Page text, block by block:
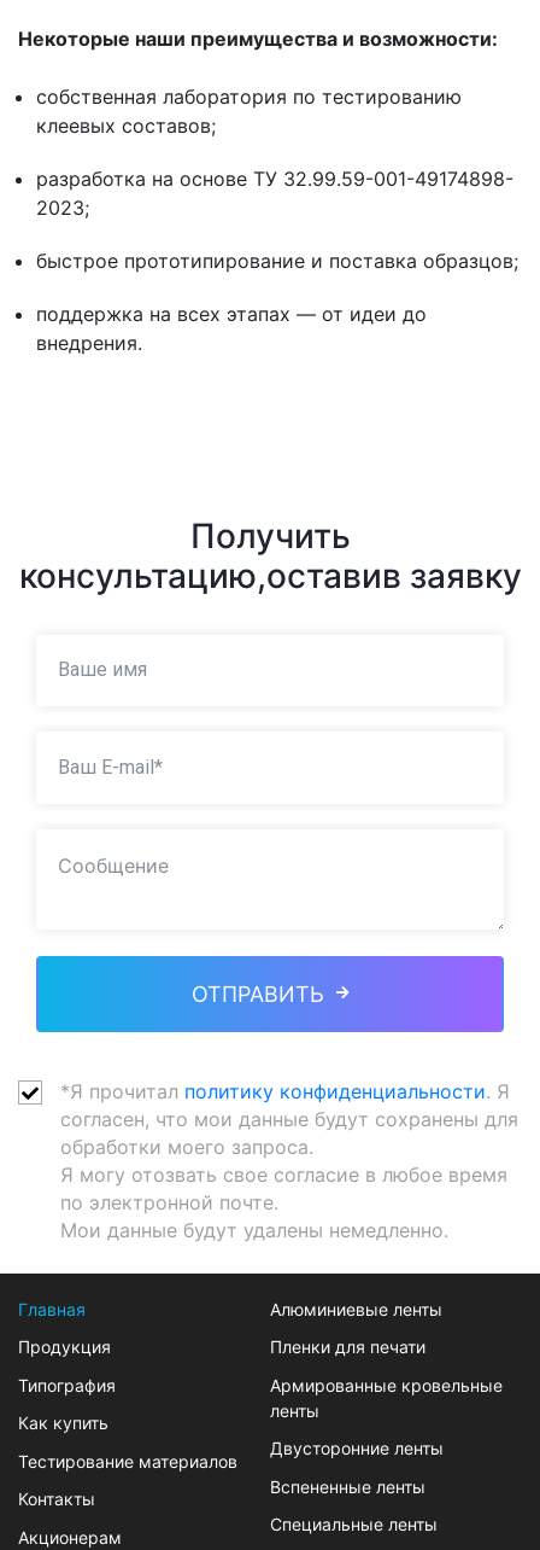
Некоторые наши преимущества и возможности:
собственная лаборатория по тестированию
клеевых составов;
разработка на основе ТУ 32.99.59-001-49174898-
2023;
быстрое прототипирование и поставка образцов;
поддержка на всех этапах — от идеи до
внедрения.
Получить
консультацию,оставив заявку
ОТПРАВИТЬ
*Я прочитал политику конфиденциальности. Я
согласен, что мои данные будут сохранены для
обработки моего запроса.
Я могу отозвать свое согласие в любое время
по электронной почте.
Мои данные будут удалены немедленно.
Главная
Продукция
Типография
Как купить
Тестирование материалов
Контакты
Акционерам
Алюминиевые ленты
Пленки для печати
Армированные кровельные
ленты
Двусторонние ленты
Вспененные ленты
Специальные ленты